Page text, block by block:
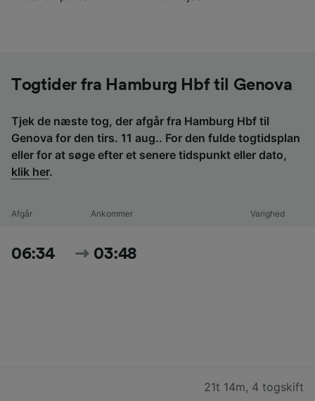
Togtider fra Hamburg Hbf til Genova
Tjek de næste tog, der afgår fra Hamburg Hbf til
Genova for den tirs. 11 aug.. For den fulde togtidsplan
eller for at søge efter et senere tidspunkt eller dato,
klik her.
Afgår Ankommer Varighed
06:34 03:48
21t 14m, 4 togskift